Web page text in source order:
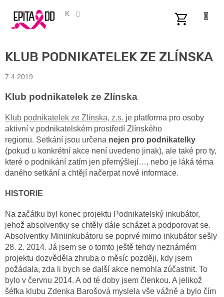
obsah
CZK
KLUB PODNIKATELEK ZE ZLÍNSKA
7.4.2019
Klub podnikatelek ze Zlínska
Klub podnikatelek ze Zlínska, z.s. je platforma pro osoby
aktivní v podnikatelském prostředí Zlínského
regionu. Setkání jsou určena nejen pro podnikatelky
(pokud u konkrétní akce není uvedeno jinak), ale také pro ty,
které o podnikání zatím jen přemýšlejí…, nebo je láká téma
daného setkání a chtějí načerpat nové informace.
HISTORIE
Na začátku byl konec projektu Podnikatelský inkubátor,
jehož absolventky se chtěly dále scházet a podporovat se.
Absolventky Miniinkubátoru se poprvé mimo inkubátor sešly
28. 2. 2014. Já jsem se o tomto ještě tehdy neznámém
projektu dozvěděla zhruba o měsíc později, kdy jsem
požádala, zda li bych se další akce nemohla zúčastnit. To
bylo v červnu 2014. A od té doby jsem členkou. A jelikož
šéfka klubu Zdenka Barošová myslela vše vážně a bylo čím